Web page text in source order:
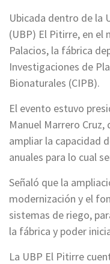
Ubicada dentro de la
(UBP) El Pitirre, en el
Palacios, la fábrica
Investigaciones de
Bionaturales (CIPB).
El evento estuvo
Manuel Marrero
ampliar la capacidad
anuales para lo cual
Señaló que la
modernización y el
sistemas de riego,
la fábrica y poder
La UBP El Pitirre